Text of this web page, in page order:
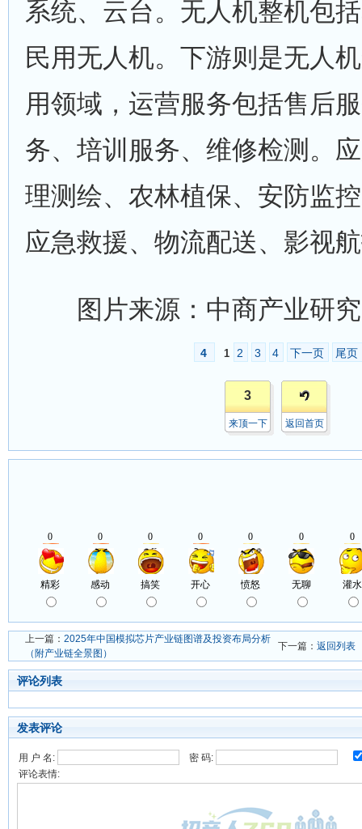
系统、云台。无人机整机包
民用无人机。下游则是无人
用领域，运营服务包括售后
务、培训服务、维修检测。
理测绘、农林植保、安防监
应急救援、物流配送、影视
图片来源：中商产业研
4 1 2 3 4 下一页 尾页
3
来顶一下 返回首页
上一篇： 2025年中国模拟芯片产业链图谱及投资布局分析
（附产业链全景图）
下一篇： 返回列表
评论列表
发表评论
用 户 名:
密 码:
评论表情: